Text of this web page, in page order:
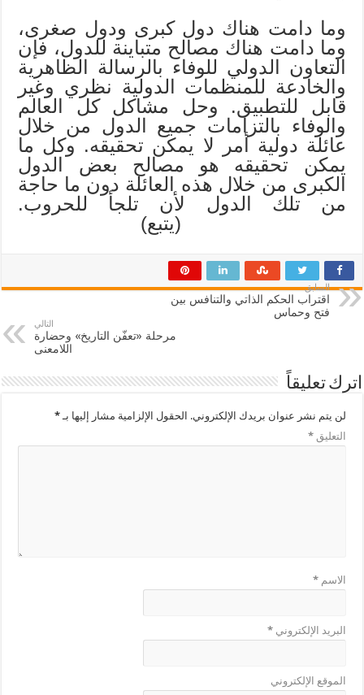
وما دامت هناك دول كبرى ودول صغرى،
وما دامت هناك مصالح متباينة للدول، فإن
التعاون الدولي للوفاء بالرسالة الظاهرية
والخادعة للمنظمات الدولية نظري وغير
قابل للتطبيق. وحل مشاكل كل العالم
والوفاء بالتزامات جميع الدول من خلال
عائلة دولية أمر لا يمكن تحقيقه. وكل ما
يمكن تحقيقه هو مصالح بعض الدول
الكبرى من خلال هذه العائلة دون ما حاجة
من تلك الدول لأن تلجأ للحروب.
(يتبع)
السابق
اقتراب الحكم الذاتي والتنافس بين
فتح وحماس
التالي
مرحلة «تعفّن التاريخ» وحضارة
اللامعنى
اترك تعليقاً
لن يتم نشر عنوان بريدك الإلكتروني. الحقول الإلزامية مشار إليها بـ*
التعليق*
الاسم*
البريد الإلكتروني*
الموقع الإلكتروني